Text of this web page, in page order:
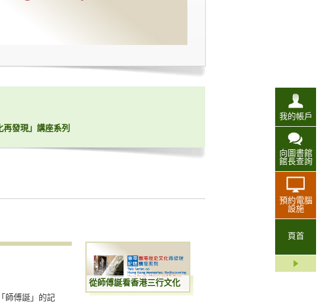
我的帳戶
向圖書館
館長查詢
預約電腦
設施
頁首
再發現」講座系列
師傅誕」的記
從師傅誕看香港三行文化